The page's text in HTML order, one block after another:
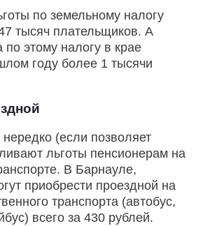
по земельному налогу
тысяч плательщиков. А
этому налогу в крае
году более 1 тысячи
(если позволяет
льготы пенсионерам на
В Барнауле,
приобрести проездной на
транспорта (автобус,
всего за 430 рублей.